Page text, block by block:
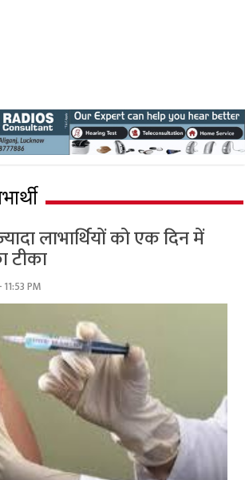
लाभार्थियों को एक दिन में
टीका
PM